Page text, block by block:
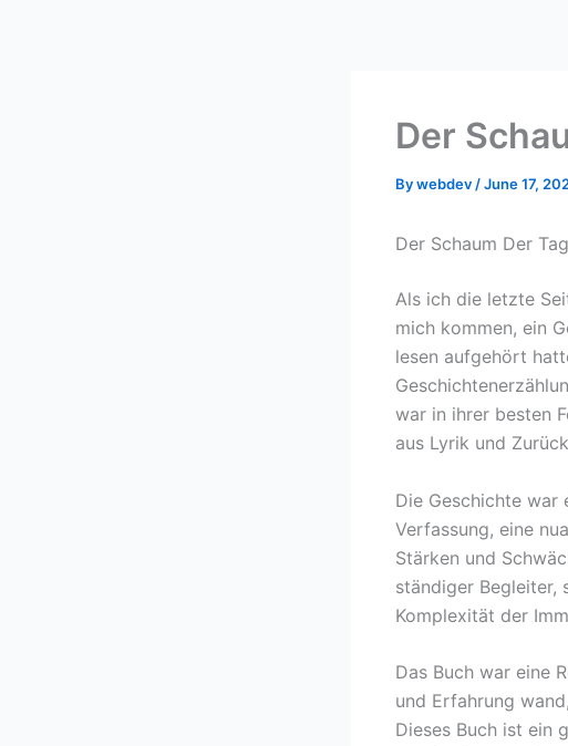
Der
Bywebdev /June 17,
Der Schaum Der
Als ich die letzte
mich kommen, ein
lesen aufgehört
war in ihrer besten
aus Lyrik und
Die Geschichte war
Verfassung, eine
Stärken und
ständiger Begleiter,
Komplexität der
Das Buch war eine
und Erfahrung
Dieses Buch ist ein